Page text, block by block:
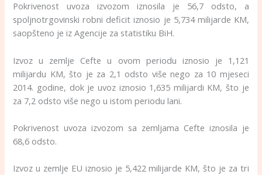
Pokrivenost uvoza izvozom iznosila je 56,7 odsto, a
spoljnotrgovinski robni deficit iznosio je 5,734 milijarde KM,
saopšteno je iz Agencije za statistiku BiH.
Izvoz u zemlje Cefte u ovom periodu iznosio je 1,121
milijardu KM, što je za 2,1 odsto više nego za 10 mjeseci
2014. godine, dok je uvoz iznosio 1,635 milijardi KM, što je
za 7,2 odsto više nego u istom periodu lani.
Pokrivenost uvoza izvozom sa zemljama Cefte iznosila je
68,6 odsto.
Izvoz u zemlje EU iznosio je 5,422 milijarde KM, što je za tri